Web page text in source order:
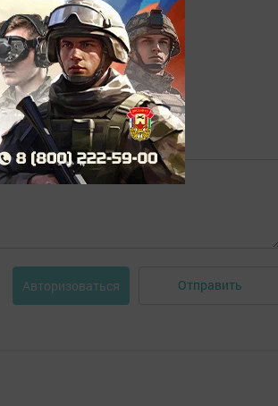
Авторизоваться Отправить